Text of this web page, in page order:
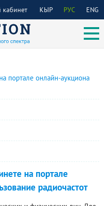
КЫР РУС ENG
портале онлайн-аукциона
на портале
радиочастот